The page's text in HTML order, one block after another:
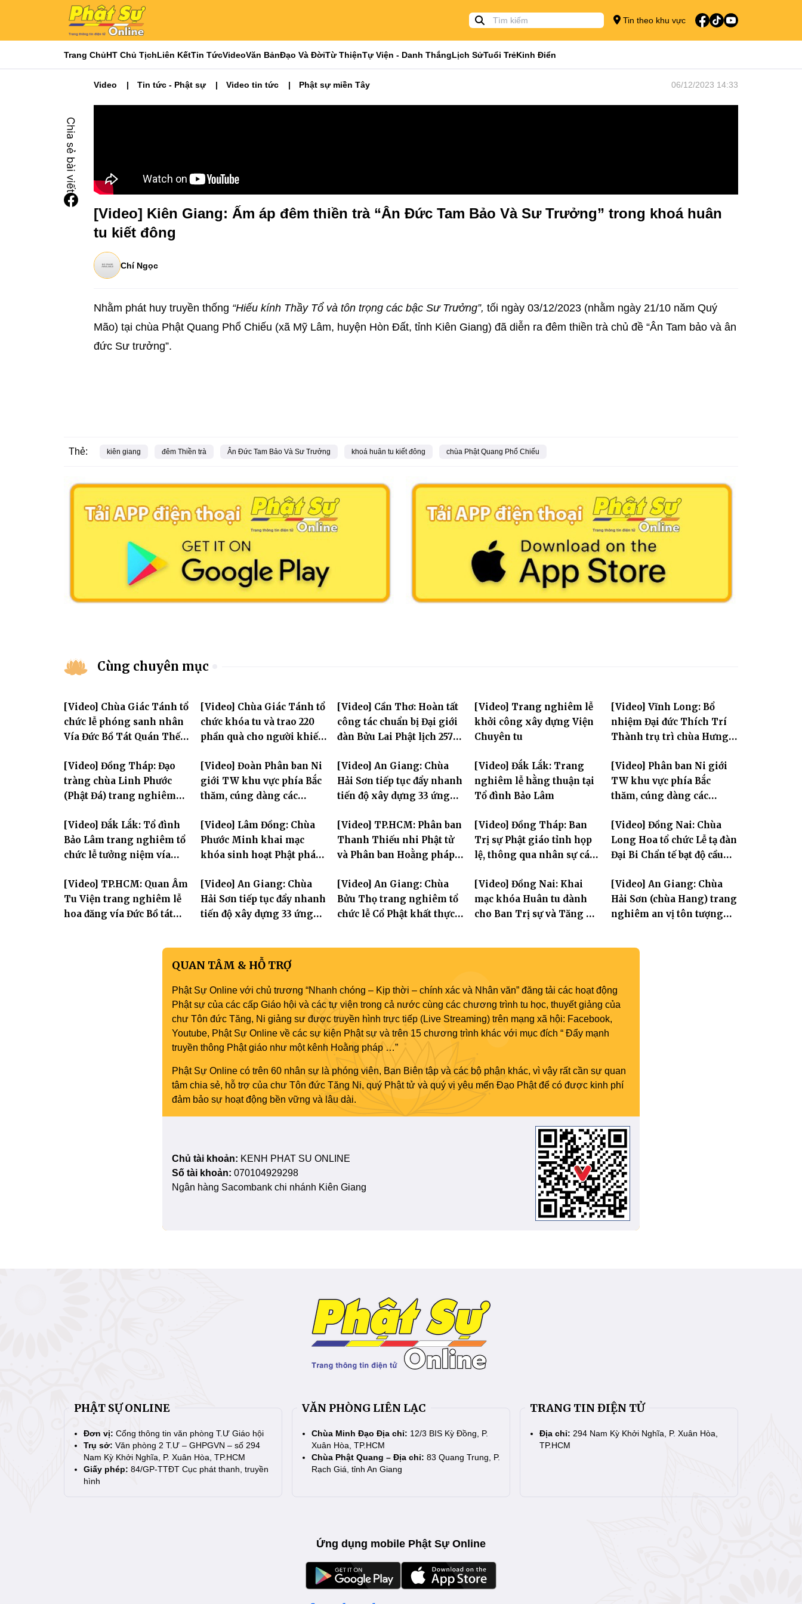
Tin theo khu vực
Trang ChủHT Chủ TịchLiên KếtTin TứcVideoVăn BảnĐạo Và ĐờiTừ ThiệnTự Viện - Danh ThắngLịch SửTuổi TrẻKinh Điển
Video Tin tức - Phật sự Video tin tức Phật sự miền Tây 06/12/2023 14:33
[Video] Kiên Giang: Ấm áp đêm thiền trà “Ân Đức Tam Bảo Và Sư Trưởng” trong khoá huân
tu kiết đông
Chí Ngọc
Nhằm phát huy truyền thống “Hiếu kính Thầy Tổ và tôn trọng các bậc Sư Trưởng”, tối ngày 03/12/2023 (nhằm ngày 21/10 năm Quý
Mão) tại chùa Phật Quang Phổ Chiếu (xã Mỹ Lâm, huyện Hòn Đất, tỉnh Kiên Giang) đã diễn ra đêm thiền trà chủ đề “Ân Tam bảo và ân
đức Sư trưởng”.
Thẻ: kiên giang đêm Thiền trà Ân Đức Tam Bảo Và Sư Trưởng khoá huân tu kiết đông chùa Phật Quang Phổ Chiếu
Cùng chuyên mục
[Video] Chùa Giác Tánh tổ
chức lễ phóng sanh nhân
Vía Đức Bồ Tát Quán Thế
[Video] Chùa Giác Tánh tổ
chức khóa tu và trao 220
phần quà cho người khiếm
[Video] Cần Thơ: Hoàn tất
công tác chuẩn bị Đại giới
đàn Bửu Lai Phật lịch 2570,
đăng đàn cầu giới
[Video] Trang nghiêm lễ
khởi công xây dựng Viện
Chuyên tu
[Video] Vĩnh Long: Bổ
nhiệm Đại đức Thích Trí
Thành trụ trì chùa Hưng
[Video] Đồng Tháp: Đạo
tràng chùa Linh Phước
(Phật Đá) trang nghiêm
Hòa thượng Thích Nhuận
Sanh lần thứ 11
[Video] Đoàn Phân ban Ni
giới TW khu vực phía Bắc
thăm, cúng dàng các
mùa an cư PL.2570
[Video] An Giang: Chùa
Hải Sơn tiếp tục đẩy nhanh
tiến độ xây dựng 33 ứng
Âm
[Video] Đắk Lắk: Trang
nghiêm lễ hằng thuận tại
Tổ đình Bảo Lâm
[Video] Phân ban Ni giới
TW khu vực phía Bắc
thăm, cúng dàng các
Yên và thành phố Hải
Phòng
[Video] Đắk Lắk: Tổ đình
Bảo Lâm trang nghiêm tổ
chức lễ tưởng niệm vía
thành đạo và lễ Quy y Tam
bảo
[Video] Lâm Đồng: Chùa
Phước Minh khai mạc
khóa sinh hoạt Phật pháp
tay con" lần II
[Video] TP.HCM: Phân ban
Thanh Thiếu nhi Phật tử
và Phân ban Hoằng pháp
kết công tác Phật sự nhiệm
kỳ IX (2022 – 2027)
[Video] Đồng Tháp: Ban
Trị sự Phật giáo tỉnh họp
lệ, thông qua nhân sự các
[Video] Đồng Nai: Chùa
Long Hoa tổ chức Lễ tạ đàn
Đại Bi Chẩn tế bạt độ cầu
[Video] TP.HCM: Quan Âm
Tu Viện trang nghiêm lễ
hoa đăng vía Đức Bồ tát
[Video] An Giang: Chùa
Hải Sơn tiếp tục đẩy nhanh
tiến độ xây dựng 33 ứng
[Video] An Giang: Chùa
Bửu Thọ trang nghiêm tổ
chức lễ Cổ Phật khất thực
[Video] Đồng Nai: Khai
mạc khóa Huân tu dành
cho Ban Trị sự và Tăng Ni
[Video] An Giang: Chùa
Hải Sơn (chùa Hang) trang
nghiêm an vị tôn tượng
QUAN TÂM & HỖ TRỢ
Phật Sự Online với chủ trương “Nhanh chóng – Kịp thời – chính xác và Nhân văn” đăng tải các hoạt động
Phật sự của các cấp Giáo hội và các tự viện trong cả nước cùng các chương trình tu học, thuyết giảng của
chư Tôn đức Tăng, Ni giảng sư được truyền hình trực tiếp (Live Streaming) trên mạng xã hội: Facebook,
Youtube, Phật Sự Online về các sự kiện Phật sự và trên 15 chương trình khác với mục đích “ Đẩy mạnh
truyền thông Phật giáo như một kênh Hoằng pháp …”
Phật Sự Online có trên 60 nhân sự là phóng viên, Ban Biên tập và các bộ phận khác, vì vậy rất cần sự quan
tâm chia sẻ, hỗ trợ của chư Tôn đức Tăng Ni, quý Phật tử và quý vị yêu mến Đạo Phật để có được kinh phí
đảm bảo sự hoạt động bền vững và lâu dài.
Chủ tài khoản: KENH PHAT SU ONLINE
Số tài khoản: 070104929298
Ngân hàng Sacombank chi nhánh Kiên Giang
PHẬT SỰ ONLINE
Đơn vị: Cổng thông tin văn phòng T.Ư Giáo hội
Trụ sở: Văn phòng 2 T.Ư – GHPGVN – số 294
Nam Kỳ Khởi Nghĩa, P. Xuân Hòa, TP.HCM
Giấy phép: 84/GP-TTĐT Cục phát thanh, truyền
hình
VĂN PHÒNG LIÊN LẠC
Chùa Minh Đạo Địa chỉ: 12/3 BIS Kỳ Đồng, P.
Xuân Hòa, TP.HCM
Chùa Phật Quang – Địa chỉ: 83 Quang Trung, P.
Rạch Giá, tỉnh An Giang
TRANG TIN ĐIỆN TỬ
Địa chỉ: 294 Nam Kỳ Khởi Nghĩa, P. Xuân Hòa,
TP.HCM
Ứng dụng mobile Phật Sự Online